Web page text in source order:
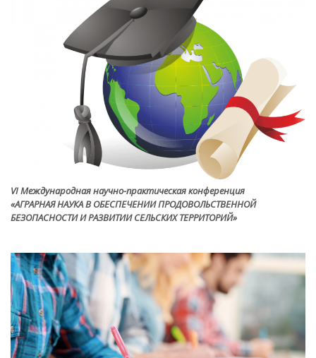
VI Международная научно-практическая конференция
«АГРАРНАЯ НАУКА В ОБЕСПЕЧЕНИИ ПРОДОВОЛЬСТВЕННОЙ
БЕЗОПАСНОСТИ И РАЗВИТИИ СЕЛЬСКИХ ТЕРРИТОРИЙ»